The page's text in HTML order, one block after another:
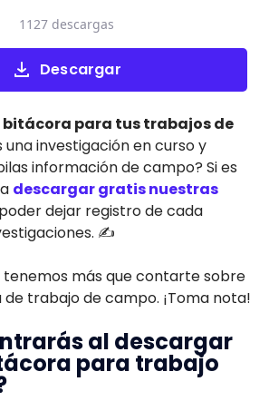
Descargar
1127 descargas
bitácora para tus trabajos de
una investigación en curso y
información de campo? Si es
descargar gratis nuestras
dejar registro de cada
✍️
tenemos más que contarte sobre
trabajo de campo. ¡Toma nota!
al descargar
para trabajo